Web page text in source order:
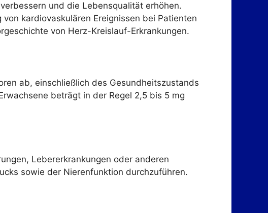
und die Lebensqualität erhöhen.
kardiovaskulären Ereignissen bei Patienten
von Herz-Kreislauf-Erkrankungen.
ab, einschließlich des Gesundheitszustands
beträgt in der Regel 2,5 bis 5 mg
Lebererkrankungen oder anderen
sowie der Nierenfunktion durchzuführen.